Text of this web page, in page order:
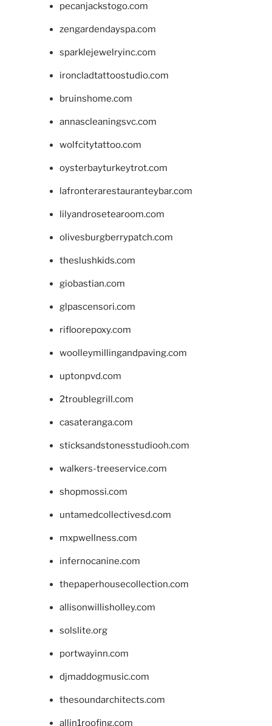
pecanjackstogo.com
zengardendayspa.com
sparklejewelryinc.com
ironcladtattoostudio.com
bruinshome.com
annascleaningsvc.com
wolfcitytattoo.com
oysterbayturkeytrot.com
lafronterarestauranteybar.com
lilyandrosetearoom.com
olivesburgberrypatch.com
theslushkids.com
giobastian.com
glpascensori.com
rifloorepoxy.com
woolleymillingandpaving.com
uptonpvd.com
2troublegrill.com
casateranga.com
sticksandstonesstudiooh.com
walkers-treeservice.com
shopmossi.com
untamedcollectivesd.com
mxpwellness.com
infernocanine.com
thepaperhousecollection.com
allisonwillisholley.com
solslite.org
portwayinn.com
djmaddogmusic.com
thesoundarchitects.com
allin1roofing.com